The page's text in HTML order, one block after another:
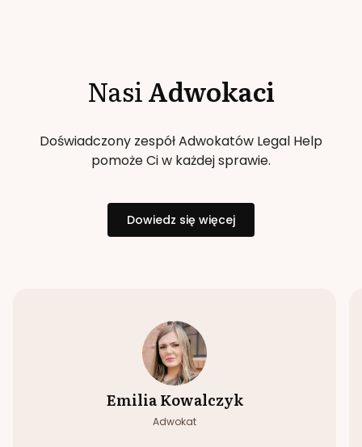
NasiAdwokaci
Doświadczony zespół Adwokatów Legal Help
pomoże Ci w każdej sprawie.
Dowiedz się więcej
Emilia Kowalczyk
Adwokat